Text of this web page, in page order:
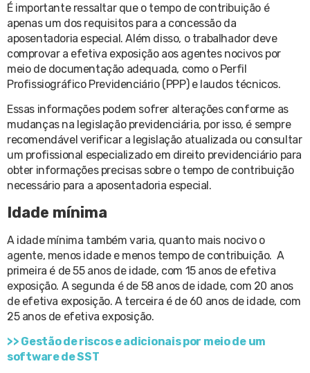
É importante ressaltar que o tempo de contribuição é
apenas um dos requisitos para a concessão da
aposentadoria especial. Além disso, o trabalhador deve
comprovar a efetiva exposição aos agentes nocivos por
meio de documentação adequada, como o Perfil
Profissiográfico Previdenciário (PPP) e laudos técnicos.
Essas informações podem sofrer alterações conforme as
mudanças na legislação previdenciária, por isso, é sempre
recomendável verificar a legislação atualizada ou consultar
um profissional especializado em direito previdenciário para
obter informações precisas sobre o tempo de contribuição
necessário para a aposentadoria especial.
Idade mínima
A idade mínima também varia, quanto mais nocivo o
agente, menos idade e menos tempo de contribuição. A
primeira é de 55 anos de idade, com 15 anos de efetiva
exposição. A segunda é de 58 anos de idade, com 20 anos
de efetiva exposição. A terceira é de 60 anos de idade, com
25 anos de efetiva exposição.
>> Gestão de riscos e adicionais por meio de um
software de SST